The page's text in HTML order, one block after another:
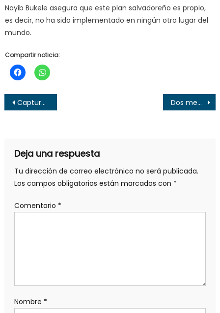
Nayib Bukele asegura que este plan salvadoreño es propio,
es decir, no ha sido implementado en ningún otro lugar del
mundo.
Compartir noticia:
Navegación
de
Capturan a cuatro ladrones tras asaltar un bus en Santa Ana Dos menores se intoxican al regar químicos en finca de Ahuachapán
Deja una respuesta
Tu dirección de correo electrónico no será publicada.
Los campos obligatorios están marcados con *
Comentario *
Nombre *